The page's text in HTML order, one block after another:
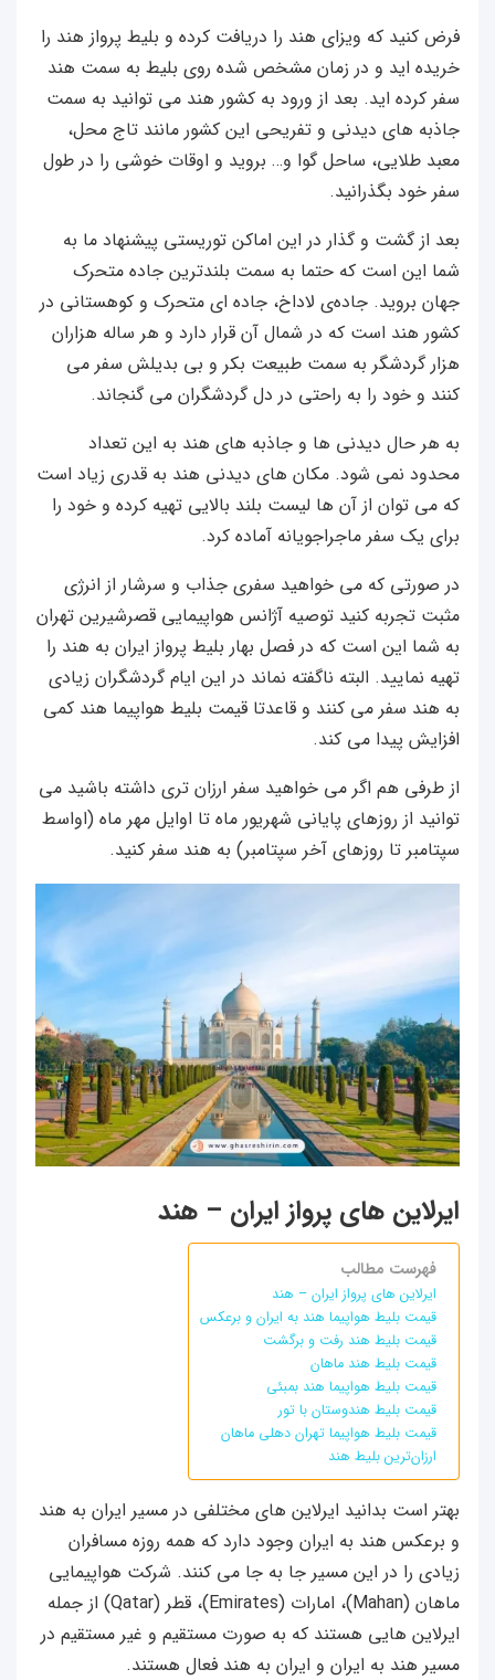
فرض کنید که ویزای هند را دریافت کرده و بلیط پرواز هند را
خریده اید و در زمان مشخص شده روی بلیط به سمت هند
سفر کرده اید. بعد از ورود به کشور هند می توانید به سمت
جاذبه های دیدنی و تفریحی این کشور مانند تاج محل،
معبد طلایی، ساحل گوا و… بروید و اوقات خوشی را در طول
سفر خود بگذرانید.
بعد از گشت و گذار در این اماکن توریستی پیشنهاد ما به
شما این است که حتما به سمت بلندترین جاده متحرک
جهان بروید. جاده‌ی لاداخ، جاده ای متحرک و کوهستانی در
کشور هند است که در شمال آن قرار دارد و هر ساله هزاران
هزار گردشگر به سمت طبیعت بکر و بی بدیلش سفر می
کنند و خود را به راحتی در دل گردشگران می گنجاند.
به هر حال دیدنی ها و جاذبه های هند به این تعداد
محدود نمی شود. مکان های دیدنی هند به قدری زیاد است
که می توان از آن ها لیست بلند بالایی تهیه کرده و خود را
برای یک سفر ماجراجویانه آماده کرد.
در صورتی که می خواهید سفری جذاب و سرشار از انرژی
مثبت تجربه کنید توصیه آژانس هواپیمایی قصرشیرین تهران
به شما این است که در فصل بهار بلیط پرواز ایران به هند را
تهیه نمایید. البته ناگفته نماند در این ایام گردشگران زیادی
به هند سفر می کنند و قاعدتا قیمت بلیط هواپیما هند کمی
افزایش پیدا می کند.
از طرفی هم اگر می خواهید سفر ارزان تری داشته باشید می
توانید از روزهای پایانی شهریور ماه تا اوایل مهر ماه (اواسط
سپتامبر تا روزهای آخر سپتامبر) به هند سفر کنید.
ایرلاین های پرواز ایران – هند
فهرست مطالب
ایرلاین های پرواز ایران – هند
قیمت بلیط هواپیما هند به ایران و برعکس
قیمت بلیط هند رفت‌ و برگشت
قیمت بلیط هند ماهان
قیمت بلیط هواپیما هند بمبئی
قیمت بلیط هندوستان با تور
قیمت بلیط هواپیما تهران دهلی ماهان
ارزان‌ترین بلیط هند
بهتر است بدانید ایرلاین های مختلفی در مسیر ایران به هند
و برعکس هند به ایران وجود دارد که همه روزه مسافران
زیادی را در این مسیر جا به جا می کنند. شرکت هواپیمایی
ماهان (Mahan)، امارات (Emirates)، قطر (Qatar) از جمله
ایرلاین هایی هستند که به صورت مستقیم و غیر مستقیم در
مسیر هند به ایران و ایران به هند فعال هستند.